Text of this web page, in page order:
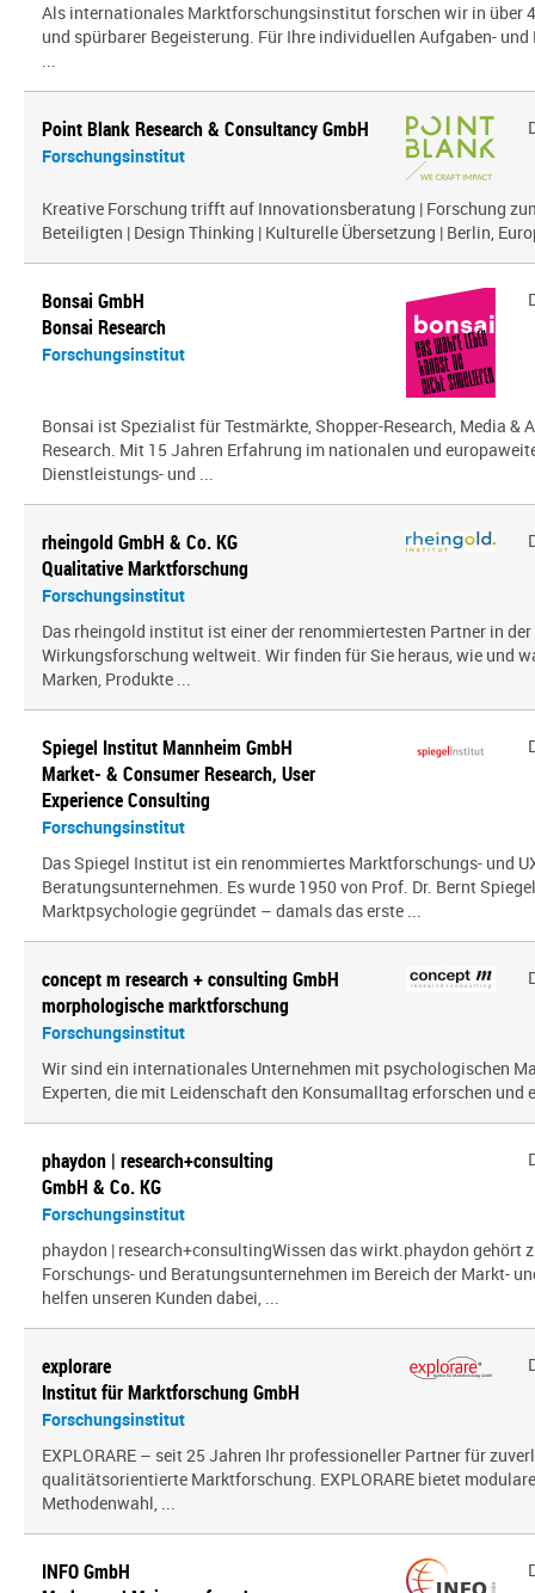
Als internationales Marktforschungsinstitut forschen wir in über
und spürbarer Begeisterung. Für Ihre individuellen Aufgaben-
...
Point Blank Research & Consultancy GmbH
Forschungsinstitut
Kreative Forschung trifft auf Innovationsberatung | Forschung
Beteiligten | Design Thinking | Kulturelle Übersetzung | Berlin,
Bonsai GmbH
Bonsai Research
Forschungsinstitut
Bonsai ist Spezialist für Testmärkte, Shopper-Research, Media &
Research. Mit 15 Jahren Erfahrung im nationalen und
Dienstleistungs- und ...
rheingold GmbH & Co. KG
Qualitative Marktforschung
Forschungsinstitut
Das rheingold institut ist einer der renommiertesten Partner in
Wirkungsforschung weltweit. Wir finden für Sie heraus, wie und
Marken, Produkte ...
Spiegel Institut Mannheim GmbH
Market- & Consumer Research, User
Experience Consulting
Forschungsinstitut
Das Spiegel Institut ist ein renommiertes Marktforschungs- und
Beratungsunternehmen. Es wurde 1950 von Prof. Dr. Bernt
Marktpsychologie gegründet – damals das erste ...
concept m research + consulting GmbH
morphologische marktforschung
Forschungsinstitut
Wir sind ein inter­na­tio­nales Unternehmen mit psy­cho­lo­gi­schen
Experten, die mit Leidenschaft den Konsumalltag erfor­schen und
phaydon | research+consulting
GmbH & Co. KG
Forschungsinstitut
phaydon | research+consultingWissen das wirkt.phaydon gehört
Forschungs- und Beratungsunternehmen im Bereich der Markt-
helfen unseren Kunden dabei, ...
explorare
Institut für Marktforschung GmbH
Forschungsinstitut
EXPLORARE – seit 25 Jahren Ihr professioneller Partner für
qualitätsorientierte Marktforschung. EXPLORARE bietet
Methodenwahl, ...
INFO GmbH